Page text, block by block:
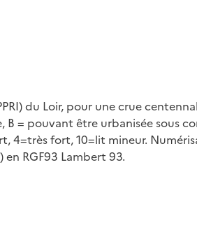
du Loir, pour une crue
B = pouvant être urbanisée sous
fort, 10=lit mineur.
RGF93 Lambert 93.